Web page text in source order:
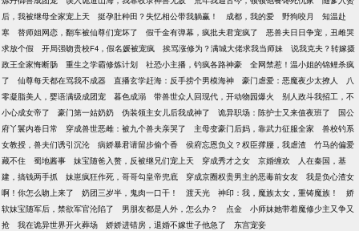
后，我被继母全家宠上天
挺孕肚种田？失忆相公带我躺赢！ 成都，我的爱 野狗咬月
知温赴
寒
替师姐网恋，翻车被仙尊们宠坏了 假千金有弹幕，疯批夫君宠疯了
恶兽夫日日争宠，丑雌哭
求放个假
开局强吻贵校F4，假名媛被宠疯 挨骂涨修为？满城大佬求我当师妹
说我克夫？转嫁摄
政王全家悔断肠
重生之学霸修炼计划 社恐小主播，钓疯各路神豪
全网禁惹！温小姐的锦鲤杀疯
了
仙尊每天都在骂我不成器 直播玄学赶海：反手捞个男模海神 豪门虐爱：恶魔夜少太撩人
八
零凝脂美人，婴语满级成团宠
暮色成溺 带兽世众人回现代，开动物园爆火
别人政斗我招工，不
小心成女帝了
豪门第一姑奶奶 伪装领主女儿后我成神了 诡异职场：陈护士又来值夜班了
国公
府丫鬟内卷日常
穿成兽世恶雌：被九个兽夫亲哭了 主母变豪门后妈，靠武力征服全家
兽校钓系
女教授，兽夫们诱引沉沦
病娇暴君请留步偷个香 侯府忘恩负义？权臣撑腰，我虐渣
竹马的偏爱
藏不住
蜀地酱事 妹宝随爸入赘，反被继兄们宠上天 穿成秀才之女 京婚缠欢
人在秦国，基
建，搞钱两手抓
妹崽疯狂作死，哥哥勾皇帝兜底 穿成京圈权贵男主的恶毒前女友
我是负心渣女
啊！你怎么吻上来了
奶团三岁半，鬼肉一口干！ 渡天光 神印：我，魔族太女，重铸魔族！
娇
软妹宝随军后，禁欲军官沦陷了
男朋友都是人外，怎么办？ 点金
小师妹她带着魔修少主又争又
抢
我在诡异世界开火葬场 娇娇进错房，退婚不嫁世子他急了
东宫宠妾